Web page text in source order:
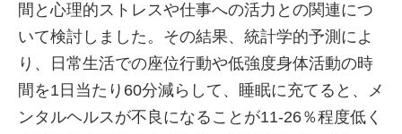
間と心理的ストレスや仕事への活力との関連につ
いて検討しました。その結果、統計学的予測によ
り、日常生活での座位行動や低強度身体活動の時
間を1日当たり60分減らして、睡眠に充てると、メ
ンタルヘルスが不良になることが11-26％程度低く